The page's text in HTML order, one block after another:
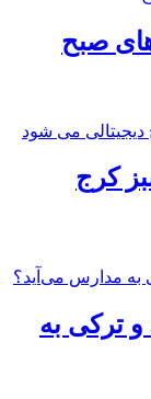
صبح
کرج
ترکی به